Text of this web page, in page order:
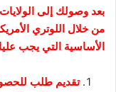
بعد وصولك إلى
من خلال اللوتري
الأساسية التي يجب
تقديم طلب